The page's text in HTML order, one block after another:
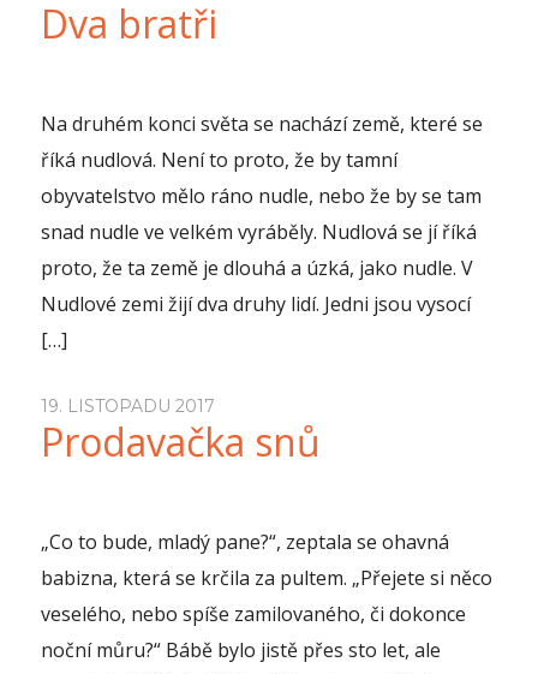
Dva bratři
Na druhém konci světa se nachází země, které se
říká nudlová. Není to proto, že by tamní
obyvatelstvo mělo ráno nudle, nebo že by se tam
snad nudle ve velkém vyráběly. Nudlová se jí říká
proto, že ta země je dlouhá a úzká, jako nudle. V
Nudlové zemi žijí dva druhy lidí. Jedni jsou vysocí
[…]
19. LISTOPADU 2017
Prodavačka snů
„Co to bude, mladý pane?“, zeptala se ohavná
babizna, která se krčila za pultem. „Přejete si něco
veselého, nebo spíše zamilovaného, či dokonce
noční můru?“ Bábě bylo jistě přes sto let, ale